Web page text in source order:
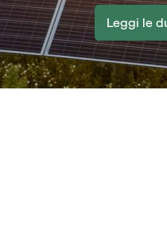
Leggi le